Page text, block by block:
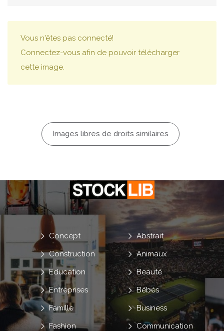
Vous n'êtes pas connecté!
Connectez-vous afin de pouvoir télécharger
cette image.
Images libres de droits similaires
Abstrait
Animaux
Beauté
Bébés
Business
Communication
Concept
Construction
Education
Entreprises
Famille
Fashion